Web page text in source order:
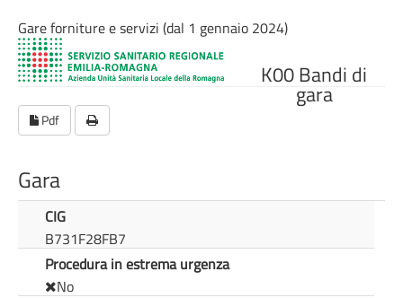
Gare forniture e servizi (dal 1 gennaio 2024)
K00 Bandi di
gara
Pdf
Gara
CIG
B731F28FB7
Procedura in estrema urgenza
No